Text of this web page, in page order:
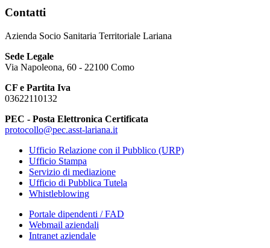
Contatti
Azienda Socio Sanitaria Territoriale Lariana
Sede Legale
Via Napoleona, 60 - 22100 Como
CF e Partita Iva
03622110132
PEC - Posta Elettronica Certificata
protocollo@pec.asst-lariana.it
Ufficio Relazione con il Pubblico (URP)
Ufficio Stampa
Servizio di mediazione
Ufficio di Pubblica Tutela
Whistleblowing
Portale dipendenti / FAD
Webmail aziendali
Intranet aziendale